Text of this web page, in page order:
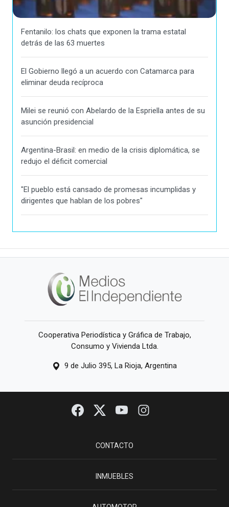
Fentanilo: los chats que exponen la trama estatal
detrás de las 63 muertes
El Gobierno llegó a un acuerdo con Catamarca para
eliminar deuda recíproca
Milei se reunió con Abelardo de la Espriella antes de su
asunción presidencial
Argentina-Brasil: en medio de la crisis diplomática, se
redujo el déficit comercial
"El pueblo está cansado de promesas incumplidas y
dirigentes que hablan de los pobres"
Cooperativa Periodística y Gráfica de Trabajo,
Consumo y Vivienda Ltda.
9 de Julio 395, La Rioja, Argentina
CONTACTO
INMUEBLES